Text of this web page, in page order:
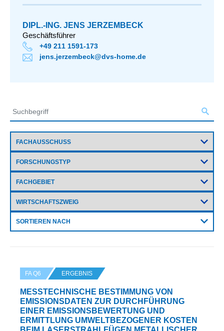
DIPL.-ING. JENS JERZEMBECK
Geschäftsführer
+49 211 1591-173
jens.jerzembeck@dvs-home.de
SORTIEREN NACH
FA Q6 ERGEBNIS
MESSTECHNISCHE BESTIMMUNG VON
EMISSIONSDATEN ZUR DURCHFÜHRUNG
EINER EMISSIONSBEWERTUNG UND
ERMITTLUNG UMWELTBEZOGENER KOSTEN